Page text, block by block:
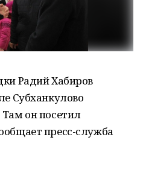
Радий Хабиров
Субханкулово
он посетил
пресс-служба